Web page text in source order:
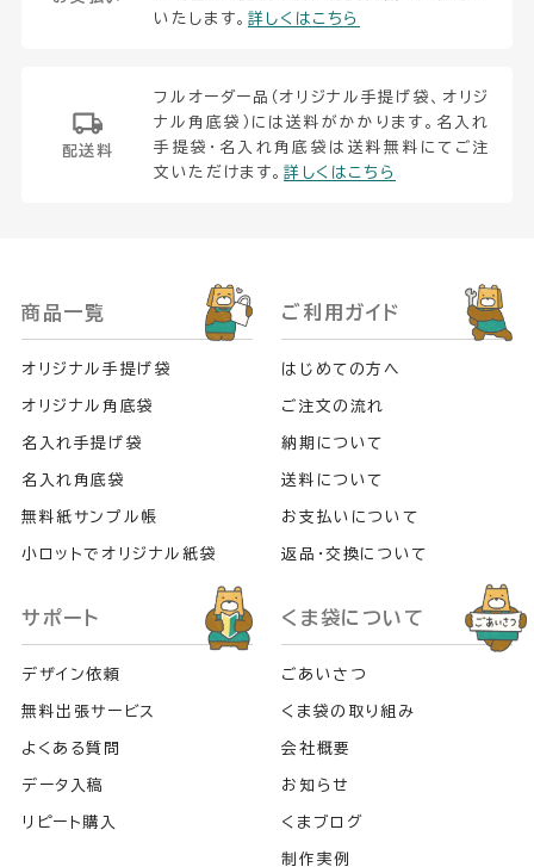
いたします。 詳しくはこちら
配送料
フルオーダー品（オリジナル手提げ袋、オリジ
ナル角底袋）には送料がかかります。名入れ
手提袋・名入れ角底袋は送料無料にてご注
文いただけます。詳しくはこちら
商品一覧
オリジナル手提げ袋
オリジナル角底袋
名入れ手提げ袋
名入れ角底袋
無料紙サンプル帳
小ロットでオリジナル紙袋
ご利用ガイド
はじめての方へ
ご注文の流れ
納期について
送料について
お支払いについて
返品・交換について
サポート
デザイン依頼
無料出張サービス
よくある質問
データ入稿
リピート購入
くま袋について
ごあいさつ
くま袋の取り組み
会社概要
お知らせ
くまブログ
制作実例